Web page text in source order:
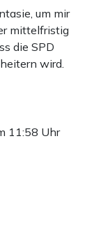
um mir
mittelfristig
die SPD
wird.
11:58 Uhr